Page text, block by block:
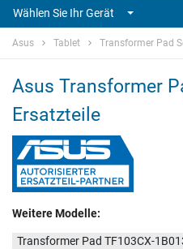
Wählen Sie Ihr Gerät
Asus Tablet Transformer Pad
Asus Transformer
Ersatzteile
Weitere Modelle:
Transformer Pad TF103CX-